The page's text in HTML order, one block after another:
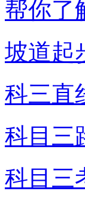
帮你了
坡道起
科三直
科目三
科目三